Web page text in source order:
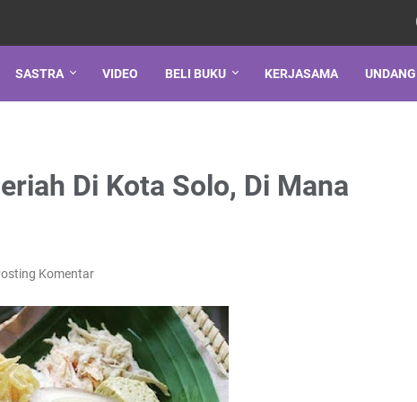
SASTRA VIDEO BELI BUKU KERJASAMA
Di Kota Solo, Di Mana
Komentar